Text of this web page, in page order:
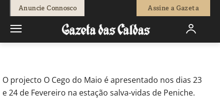
Anuncie Connosco Assine a Gazeta
Isaque Vicente - 767 0
O projecto O Cego do Maio é apresentado nos dias 23
e 24 de Fevereiro na estação salva-vidas de Peniche.